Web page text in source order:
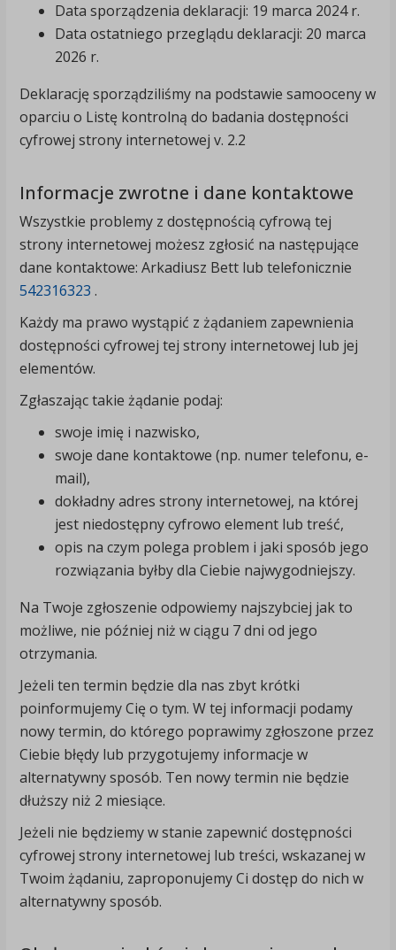
Data sporządzenia deklaracji: 19 marca 2024 r.
Data ostatniego przeglądu deklaracji: 20 marca
2026 r.
Deklarację sporządziliśmy na podstawie samooceny w
oparciu o Listę kontrolną do badania dostępności
cyfrowej strony internetowej v. 2.2
Informacje zwrotne i dane kontaktowe
Wszystkie problemy z dostępnością cyfrową tej
strony internetowej możesz zgłosić na następujące
dane kontaktowe: Arkadiusz Bettlub telefonicznie
542316323 .
Każdy ma prawo wystąpić z żądaniem zapewnienia
dostępności cyfrowej tej strony internetowej lub jej
elementów.
Zgłaszając takie żądanie podaj:
swoje imię i nazwisko,
swoje dane kontaktowe (np. numer telefonu, e-
mail),
dokładny adres strony internetowej, na której
jest niedostępny cyfrowo element lub treść,
opis na czym polega problem i jaki sposób jego
rozwiązania byłby dla Ciebie najwygodniejszy.
Na Twoje zgłoszenie odpowiemy najszybciej jak to
możliwe, nie później niż w ciągu 7 dni od jego
otrzymania.
Jeżeli ten termin będzie dla nas zbyt krótki
poinformujemy Cię o tym. W tej informacji podamy
nowy termin, do którego poprawimy zgłoszone przez
Ciebie błędy lub przygotujemy informacje w
alternatywny sposób. Ten nowy termin nie będzie
dłuższy niż 2 miesiące.
Jeżeli nie będziemy w stanie zapewnić dostępności
cyfrowej strony internetowej lub treści, wskazanej w
Twoim żądaniu, zaproponujemy Ci dostęp do nich w
alternatywny sposób.